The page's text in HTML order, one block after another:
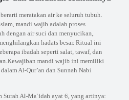
meratakan air ke seluruh tubuh.
mandi wajib adalah proses
dengan air suci dan menyucikan,
hadats besar. Ritual ini
ibadah seperti salat, tawaf, dan
mandi wajib ini memiliki
Al-Qur’an dan Sunnah Nabi
Al-Ma’idah ayat 6, yang artinya: